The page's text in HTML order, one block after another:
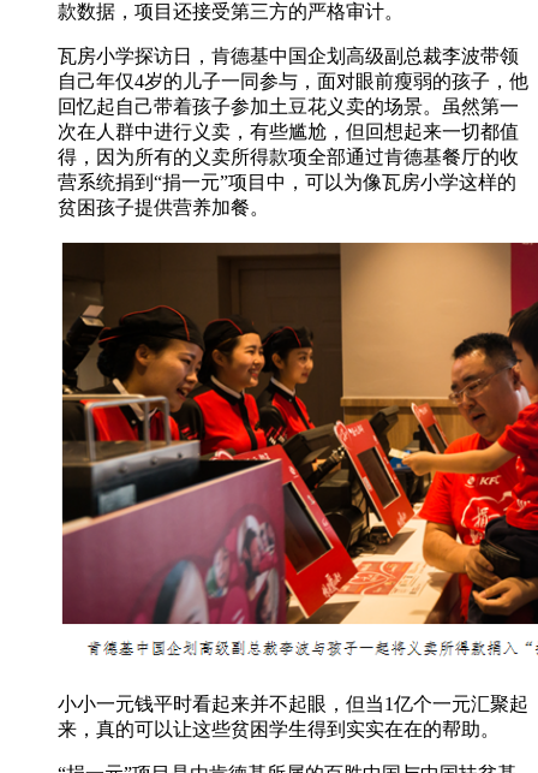
款数据，项目还接受第三方的严格审计。
瓦房小学探访日，肯德基中国企划高级副总裁李波带领
自己年仅4岁的儿子一同参与，面对眼前瘦弱的孩子，他
回忆起自己带着孩子参加土豆花义卖的场景。虽然第一
次在人群中进行义卖，有些尴尬，但回想起来一切都值
得，因为所有的义卖所得款项全部通过肯德基餐厅的收
营系统捐到“捐一元”项目中，可以为像瓦房小学这样的
贫困孩子提供营养加餐。
小小一元钱平时看起来并不起眼，但当1亿个一元汇聚起
来，真的可以让这些贫困学生得到实实在在的帮助。